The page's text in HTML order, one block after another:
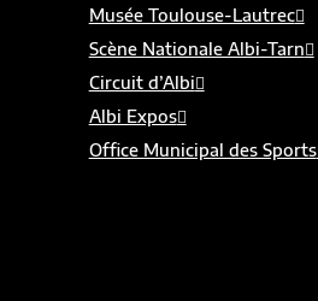
Musée Toulouse-Lautrec
Scène Nationale Albi-Tarn
Circuit d’Albi
Albi Expos
Office Municipal des Sports